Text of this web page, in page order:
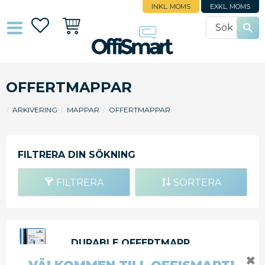
INKL. MOMS EXKL. MOMS
FavoriterKundvagn
OFFERTMAPPAR
ARKIVERING MAPPAR OFFERTMAPPAR
FILTRERA SORTERA
DURABLE OFFERTMAPP
✖